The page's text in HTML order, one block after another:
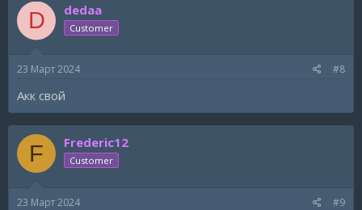
D dedaa
Customer
23 Март 2024 #8
Акк свой
F Frederic12
Customer
23 Март 2024 #9